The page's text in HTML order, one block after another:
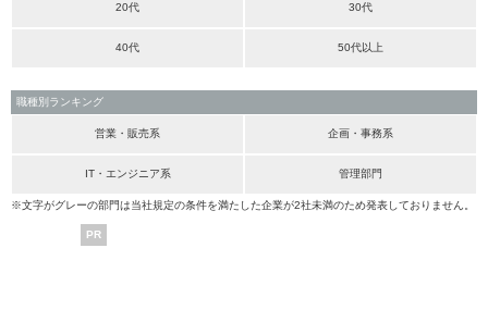
20代 30代
40代 50代以上
職種別ランキング
営業・販売系 企画・事務系
IT・エンジニア系 管理部門
※文字がグレーの部門は当社規定の条件を満たした企業が2社未満のため発表しておりません。
PR